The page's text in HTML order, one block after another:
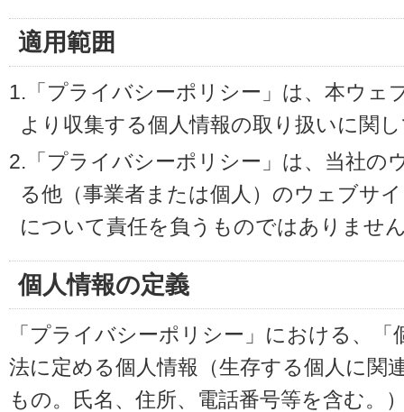
適用範囲
1.「プライバシーポリシー」は、本ウェ
より収集する個人情報の取り扱いに関
2.「プライバシーポリシー」は、当社の
る他（事業者または個人）のウェブサ
について責任を負うものではありませ
個人情報の定義
「プライバシーポリシー」における、
法に定める個人情報（生存する個人に関
もの。氏名、住所、電話番号等を含む。